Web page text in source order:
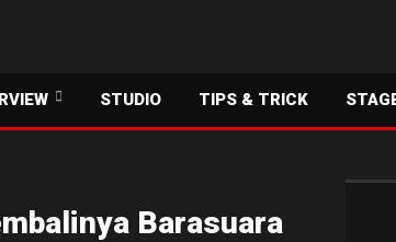
STUDIO TIPS & TRICK
Barasuara